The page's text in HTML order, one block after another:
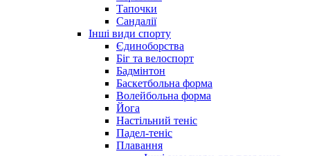
Тапочки
Сандалії
Інші види спорту
Єдиноборства
Біг та велоспорт
Бадмінтон
Баскетбольна форма
Волейбольна форма
Йога
Настільний теніс
Падел-теніс
Плавання